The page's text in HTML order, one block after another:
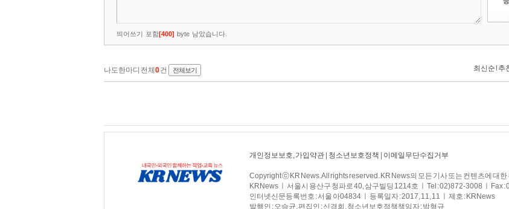
개인정보보호, 가입약관| 청소년보호정책 이메일무단수집거부
Copyright ⓒ KR News. All rights reserved. KR News의 모든 기사 또는 컨텐츠에 대
KRNews ㅣ 서울시 용산구 청파로 40, 삼구빌딩 1214호 ㅣ Tel : 02)872-3008 ㅣ
인터넷신문등록번호 : 서울 아04834 ㅣ 등록일자 : 2017, 11, 11 ㅣ 제호 : KRNews
발행인 : 오승균, 편집인 : 신경희, 청소년보호정책책임자 : 박형규